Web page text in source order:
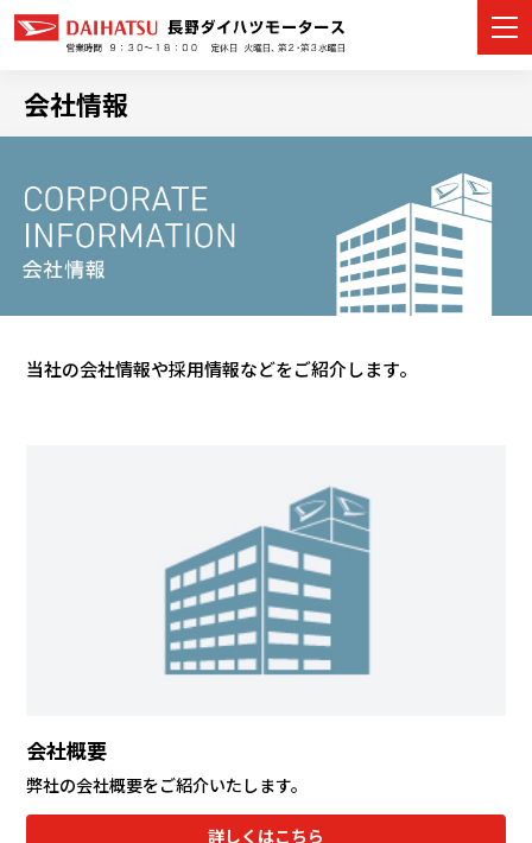
カーラインナップ
展示車・試乗車
店舗情報
イベント・キャンペーン
アフターサポート
会社情報
会社情報
当社の会社情報や採用情報などをご紹介します。
会社概要
弊社の会社概要をご紹介いたします。
詳しくはこちら